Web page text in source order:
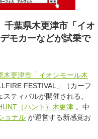
葉県木更津市「イオ
モカーなどが試乗で
木更津市「イオンモール木
FESTIVAL」（カーフ
ティバルが開催される。
（ハント）木更津 。中
ョナル が運営する新感覚お